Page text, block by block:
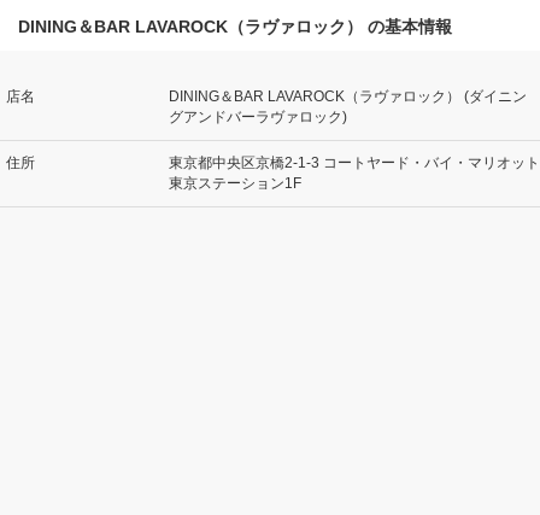
DINING＆BAR LAVAROCK（ラヴァロック） の基本情報
店名
DINING＆BAR LAVAROCK（ラヴァロック） (ダイニン
グアンドバーラヴァロック)
住所
東京都中央区京橋2-1-3 コートヤード・バイ・マリオット
東京ステーション1F